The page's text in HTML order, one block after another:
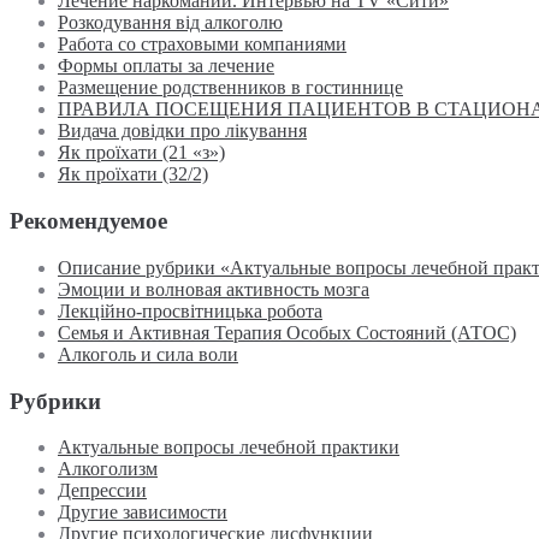
Розкодування від алкоголю
Работа со страховыми компаниями
Формы оплаты за лечение
Размещение родственников в гостиннице
ПРАВИЛА ПОСЕЩЕНИЯ ПАЦИЕНТОВ В
Видача довідки про лікування
Як проїхати (21 «з»)
Як проїхати (32/2)
Рекомендуемое
Описание рубрики «Актуальные вопросы лечебной
Эмоции и волновая активность мозга
Лекційно-просвітницька робота
Семья и Активная Терапия Особых Состояний (АТОС)
Алкоголь и сила воли
Рубрики
Актуальные вопросы лечебной практики
Алкоголизм
Депрессии
Другие зависимости
Другие психологические дисфункции